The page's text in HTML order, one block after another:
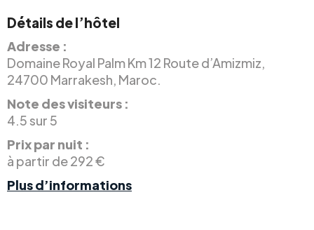
Détails de l’hôtel
Adresse :
Domaine Royal Palm Km 12 Route d’Amizmiz,
24700 Marrakesh, Maroc.
Note des visiteurs :
4.5 sur 5
Prix par nuit :
à partir de 292 €
Plus d’informations